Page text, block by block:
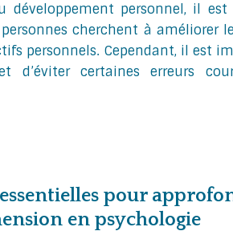
développement personnel, il est
cherchent à améliorer
personnels. Cependant, il est
d’éviter certaines erreurs
pour
en psychologie